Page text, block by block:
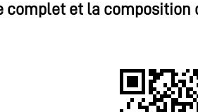
complet et la